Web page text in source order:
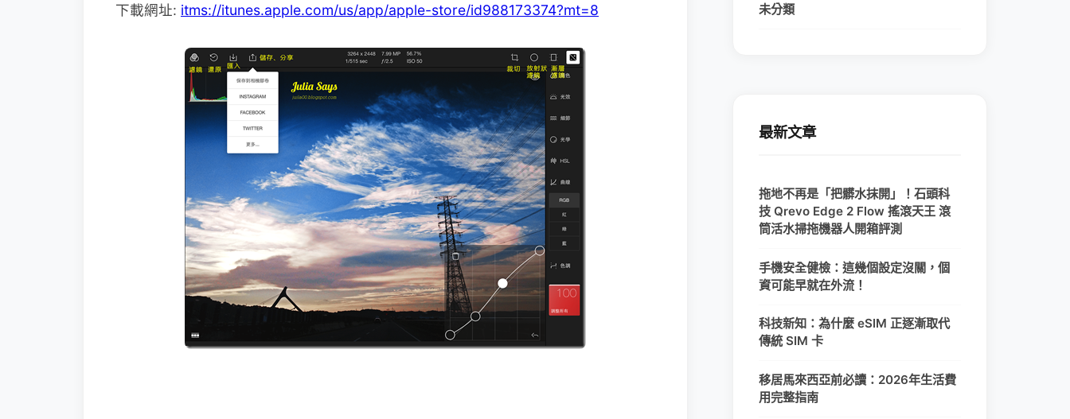
下載網址: itms://itunes.apple.com/us/app/apple-store/id988173374?mt=8 未分類
最新文章
拖地不再是「把髒水抹開」！石頭科
技 Qrevo Edge 2 Flow 搖滾天王 滾
筒活水掃拖機器人開箱評測
手機安全健檢：這幾個設定沒關，個
資可能早就在外流！
科技新知：為什麼 eSIM 正逐漸取代
傳統 SIM 卡
移居馬來西亞前必讀：2026年生活費
用完整指南